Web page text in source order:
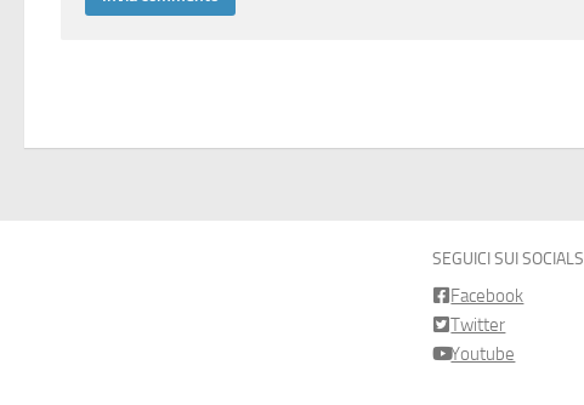
SEGUICI SUI SOCIALS
Facebook
Twitter
Youtube